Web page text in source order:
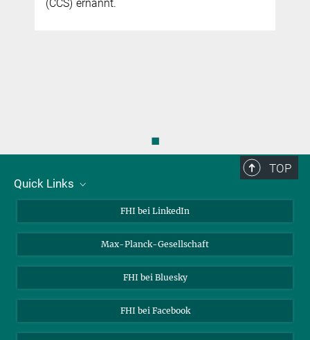
(CCS) ernannt.
◼
TOP
Quick Links
Stellenangebote
FHI bei LinkedIn
Max-Planck-Gesellschaft
FHI bei Bluesky
FHI bei Facebook